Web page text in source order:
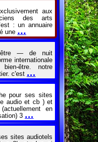
aux
des arts
: un annuaire
une ...
être — de nuit
internationale
être. notre
c'est ...
pour ses sites
audio et cb ) et
en
3 ...
sites audiotels